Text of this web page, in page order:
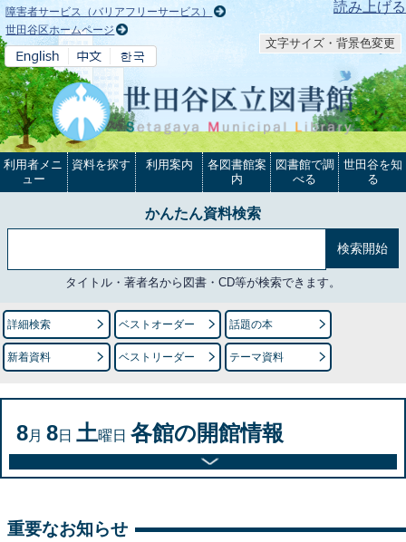
本文へ 読み上げる
障害者サービス（バリアフリーサービス）
世田谷区ホームページ
文字サイズ・背景色変更
利用者メニ
ュー
資料を探す 利用案内
各図書館案
内
図書館で調
べる
世田谷を知
る
かんたん資料検索
タイトル・著者名から図書・CD等が検索できます。
詳細検索 ベストオーダー 話題の本
新着資料 ベストリーダー テーマ資料
8月 8日 土曜日 各館の開館情報
重要なお知らせ